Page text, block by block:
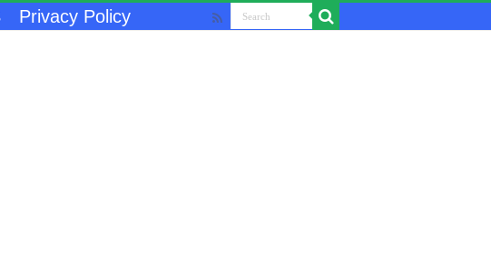
Privacy Policy